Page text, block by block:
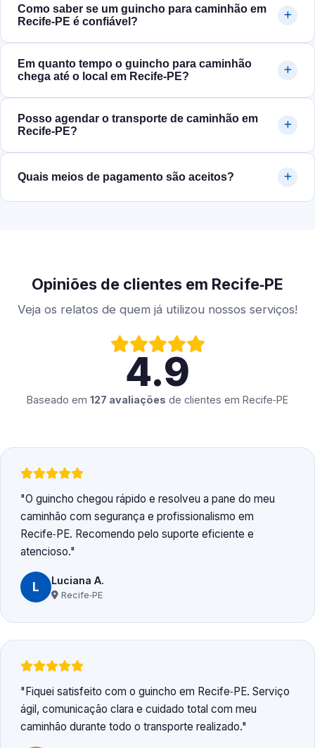
Como saber se um guincho para caminhão em
Recife‑PE é confiável?
Em quanto tempo o guincho para caminhão
chega até o local em Recife‑PE?
Posso agendar o transporte de caminhão em
Recife‑PE?
Quais meios de pagamento são aceitos?
Opiniões de clientes em Recife‑PE
Veja os relatos de quem já utilizou nossos serviços!
4.9
Baseado em 127 avaliações de clientes em Recife‑PE
O guincho chegou rápido e resolveu a pane do meu
caminhão com segurança e profissionalismo em
Recife‑PE. Recomendo pelo suporte eficiente e
atencioso.
L Luciana A.
Recife‑PE
Fiquei satisfeito com o guincho em Recife‑PE. Serviço
ágil, comunicação clara e cuidado total com meu
caminhão durante todo o transporte realizado.